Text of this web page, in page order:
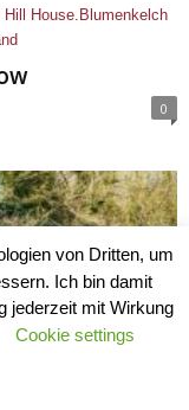
0
von Dritten, um
Ich bin damit
jederzeit mit Wirkung
Cookie settings